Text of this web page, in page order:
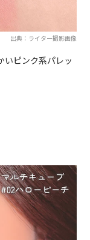
出典：ライター撮影画像
いピンク系パレッ